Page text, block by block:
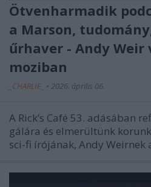
Ötvenharmadik
a Marson,
űrhaver - Andy Weir
moziban
_CHARLIE_ • 2026. április 06.
A Rick’s Café 53. adásában
gálára és elmerültünk
sci-fi írójának, Andy Weirnek